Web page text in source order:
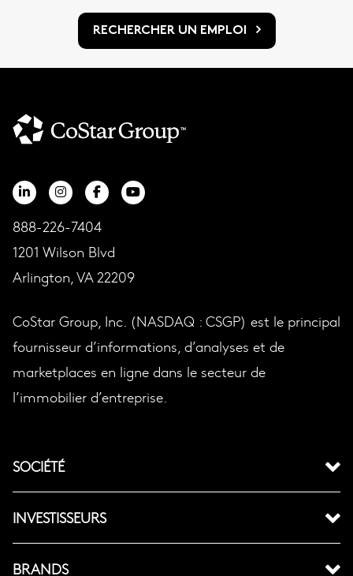
RECHERCHER UN EMPLOI
888-226-7404
1201 Wilson Blvd
Arlington, VA 22209
CoStar Group, Inc. (NASDAQ : CSGP) est le principal
fournisseur d’informations, d’analyses et de
marketplaces en ligne dans le secteur de
l’immobilier d’entreprise.
SOCIÉTÉ
INVESTISSEURS
BRANDS